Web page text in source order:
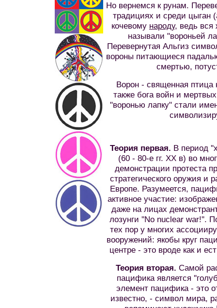
Но вернемся к рунам.
традициях и среди цыган
кочевому народу, ведь вся
называли "вороньей
Перевернутая Альгиз
вороны питающиеся
смертью,
Ворон - священная птица
также бога войн и
"воронью лапку" стали
Теория первая. В период
(60 - 80-е гг. XX в) во
демонстрации протеста
стратегического оружия и
Европе. Разумеется,
активное участие:
даже на лицах
лозунги ''No nuclear war!''.
тех пор у многих
вооружений: якобы круг
центре - это вроде как и
Теория вторая. Самой
пацифика является
элемент пацифика - это
известно, - символ мира,